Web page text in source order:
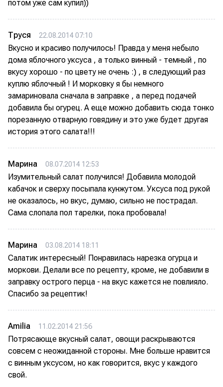
потом уже сам купил))
Труся 22.08.2014 07:10
Вкусно и красиво получилось! Правда у меня небыло
дома яблочного уксуса , а только винный - темный , по
вкусу хорошо - по цвету не очень :) , в следующий раз
куплю яблочный ! И морковку я бы немного
замариновала сначала в заправке , а перед подачей
добавила бы огурец. А еще можно добавить сюда тонко
порезанную отварную говядину и это уже будет другая
история этого салата!!!
Марина 08.07.2014 12:53
Изумительный салат получился! Добавила молодой
кабачок и сверху посыпала кунжутом. Уксуса под рукой
не оказалось, но вкус, думаю, сильно не пострадал.
Сама слопала пол тарелки, пока пробовала!
Марина 03.08.2014 18:11
Салатик интересный! Понравилась нарезка огурца и
моркови. Делали все по рецепту, кроме, не добавили в
заправку острого перца - на вкус кажется не повлияло.
Спасибо за рецептик!
Amilia 11.02.2014 21:56
Потрясающе вкусный салат, овощи раскрываются
совсем с неожиданной стороны. Мне больше нравится
с винным уксусом, но как говорится, вкус у каждого
свой.